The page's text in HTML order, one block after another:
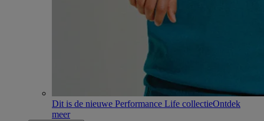
Dit is de nieuwe Performance Life collectieOntdek
meer